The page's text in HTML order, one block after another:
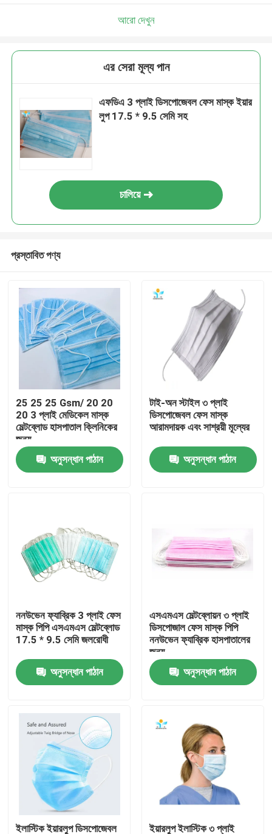
আমাদের সম্পর্কে
মান নিয়ন্ত্রণ
যোগাযোগ করুন
উদ্ধৃতির জন্য আবেদন
নিষ্পত্তিযোগ্য প্রতিরক্ষামূলক পরিধান
নিষ্পত্তিযোগ্য সুরক্ষা স্যুট
ডিসপোজেবল প্রতিরক্ষামূলক সামগ্রিক rall
আরো দেখুন
এর সেরা মূল্য পান
এফডিএ 3 প্লাই ডিসপোজেবল ফেস মাস্ক ইয়ার
লুপ 17.5 * 9.5 সেমি সহ
চালিয়ে
প্রস্তাবিত পণ্য
25 25 25 Gsm/ 20 20
20 3 প্লাই মেডিকেল মাস্ক
মেল্টব্লোড হাসপাতাল ক্লিনিকের
জন্য
অনুসন্ধান পাঠান
টাই-অন স্টাইল ৩ প্লাই
ডিসপোজেবল ফেস মাস্ক
আরামদায়ক এবং সাশ্রয়ী মূল্যের
অনুসন্ধান পাঠান
ননউভেন ফ্যাব্রিক 3 প্লাই ফেস
মাস্ক পিপি এসএমএস মেল্টব্লোড
17.5 * 9.5 সেমি জলরোধী
অনুসন্ধান পাঠান
এসএমএস মেল্টব্লোয়ন ৩ প্লাই
ডিসপোজাল ফেস মাস্ক পিপি
ননউভেন ফ্যাব্রিক হাসপাতালের
জন্য
অনুসন্ধান পাঠান
ইলাস্টিক ইয়ারলুপ ডিসপোজেবল ইয়ারলুপ ইলাস্টিক ৩ প্লাই